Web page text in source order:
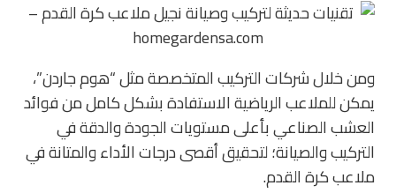
ومن خلال شركات التركيب المتخصصة مثل “هوم جاردن”،
يمكن للملاعب الرياضية الاستفادة بشكل كامل من فوائد
العشب الصناعي بأعلى مستويات الجودة والدقة في
التركيب والصيانة؛ لتحقيق أقصى درجات الأداء والمتانة في
ملاعب كرة القدم.